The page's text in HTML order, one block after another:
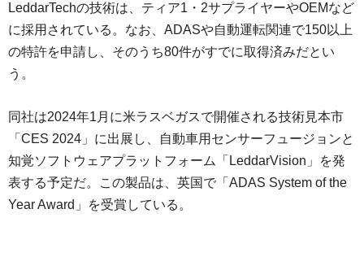
LeddarTechの技術は、ティア1・2サプライヤーやOEMなど
に採用されている。なお、ADASや自動運転関連で150以上
の特許を申請し、そのうち80件がすでに取得済みだとい
う。
同社は2024年1月に米ラスベガスで開催される技術見本市
「CES 2024」に出展し、自動車用センサーフュージョンと
知覚ソフトウェアプラットフォーム「LeddarVision」を発
表する予定だ。この製品は、英国で「ADAS System of the
Year Award」を受賞している。